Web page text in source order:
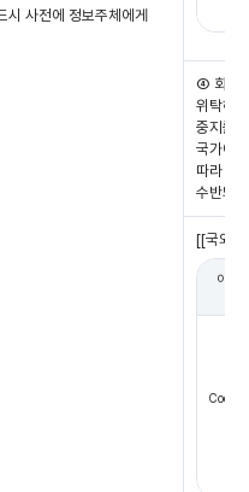
시 사전에 정보주체에게
④ 회사
위탁하
중지를
국가에
따라 이
수반되
[[국외]
이전